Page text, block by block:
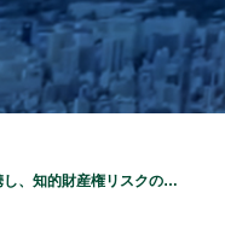
AI Samuraiが東京海上日動火災保険と連携し、知的財産権リスクの補償を行う国内Ｍ＆Ａ保険（表明保証保険）を開発しました